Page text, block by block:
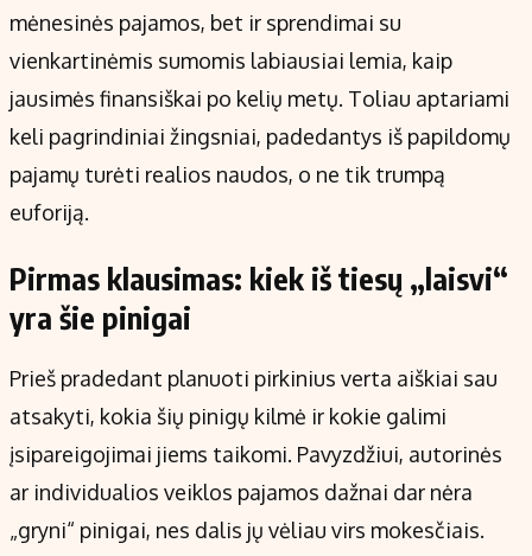
mėnesinės pajamos, bet ir sprendimai su
vienkartinėmis sumomis labiausiai lemia, kaip
jausimės finansiškai po kelių metų. Toliau aptariami
keli pagrindiniai žingsniai, padedantys iš papildomų
pajamų turėti realios naudos, o ne tik trumpą
euforiją.
Pirmas klausimas: kiek iš tiesų „laisvi“
yra šie pinigai
Prieš pradedant planuoti pirkinius verta aiškiai sau
atsakyti, kokia šių pinigų kilmė ir kokie galimi
įsipareigojimai jiems taikomi. Pavyzdžiui, autorinės
ar individualios veiklos pajamos dažnai dar nėra
„gryni“ pinigai, nes dalis jų vėliau virs mokesčiais.